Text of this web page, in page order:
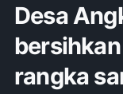
Desa
rangka